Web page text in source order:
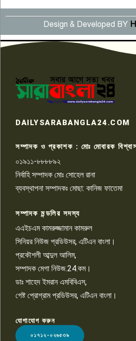
৬
সংবাদ
উদ্দেশ্য
প্রতিবাদ
৭
কেটে ঘরে
টয়লেটের
৯
চাঁদাবাজি
১০
Design & Developed BY
LOGO
DAILYSARABANGLA24.COM
সম্পাদক ও প্রকাশক : মোঃ মোবারক
০১৯১১-৮৮৮৮৯২
নির্বাহি সম্পাদক মোঃ সোহেল রানা
ব্যবস্থাপনা সম্পাদকঃ মোছা: কানিজ ফাতেমা
সম্পাদক মন্ডলির সদস্য
এএইচএম কামরুজ্জামান কামরুল
সিনিয়র নিউজ প্রডিউসর, এটিএন বাংলা।
প্রকৌশলী আব্দুল আলিম,
সম্পাদক মেগা নিউজ.24.কম।
ডাঃ শাহেদ ইমরান এমবিবিএস,
গেষ্ট প্রোগ্রাম প্রডিউসর, এটিএন বাংলা।
যোগাযোগ করুন
০১৭১২-০২৬৫৩৯